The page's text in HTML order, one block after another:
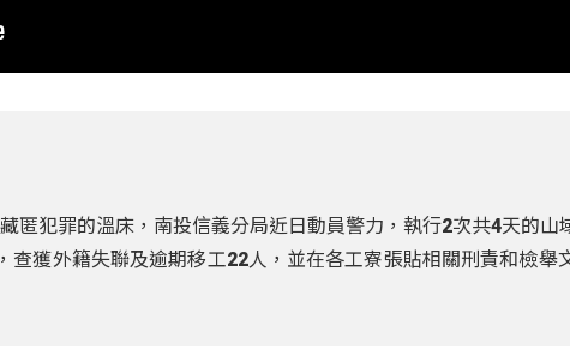
匿犯罪的溫床，南投信義分局近日動員警力，執行2次共4天的山
查獲外籍失聯及逾期移工22人，並在各工寮張貼相關刑責和檢舉